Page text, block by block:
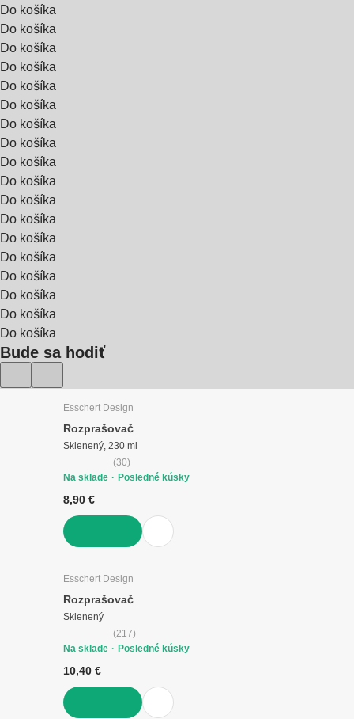
Do košíka
Do košíka
Do košíka
Do košíka
Do košíka
Do košíka
Do košíka
Do košíka
Do košíka
Do košíka
Do košíka
Do košíka
Do košíka
Do košíka
Do košíka
Do košíka
Do košíka
Do košíka
Bude sa hodiť
Esschert Design
Rozprašovač
Sklenený, 230 ml
(30)
Na sklade
Posledné kúsky
8,90 €
Esschert Design
Rozprašovač
Sklenený
(217)
Na sklade
Posledné kúsky
10,40 €